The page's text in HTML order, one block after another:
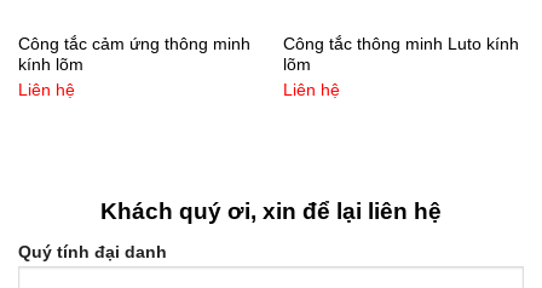
Công tắc cảm ứng thông minh
kính lõm
Liên hệ
Công tắc thông minh Luto kính
lõm
Liên hệ
Khách quý ơi, xin để lại liên hệ
Quý tính đại danh